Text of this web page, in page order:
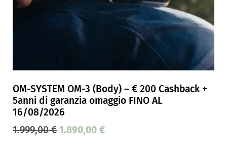
OM-SYSTEM OM-3 (Body) – € 200 Cashback +
5anni di garanzia omaggio FINO AL
16/08/2026
1.999,00€ 1.890,00 €